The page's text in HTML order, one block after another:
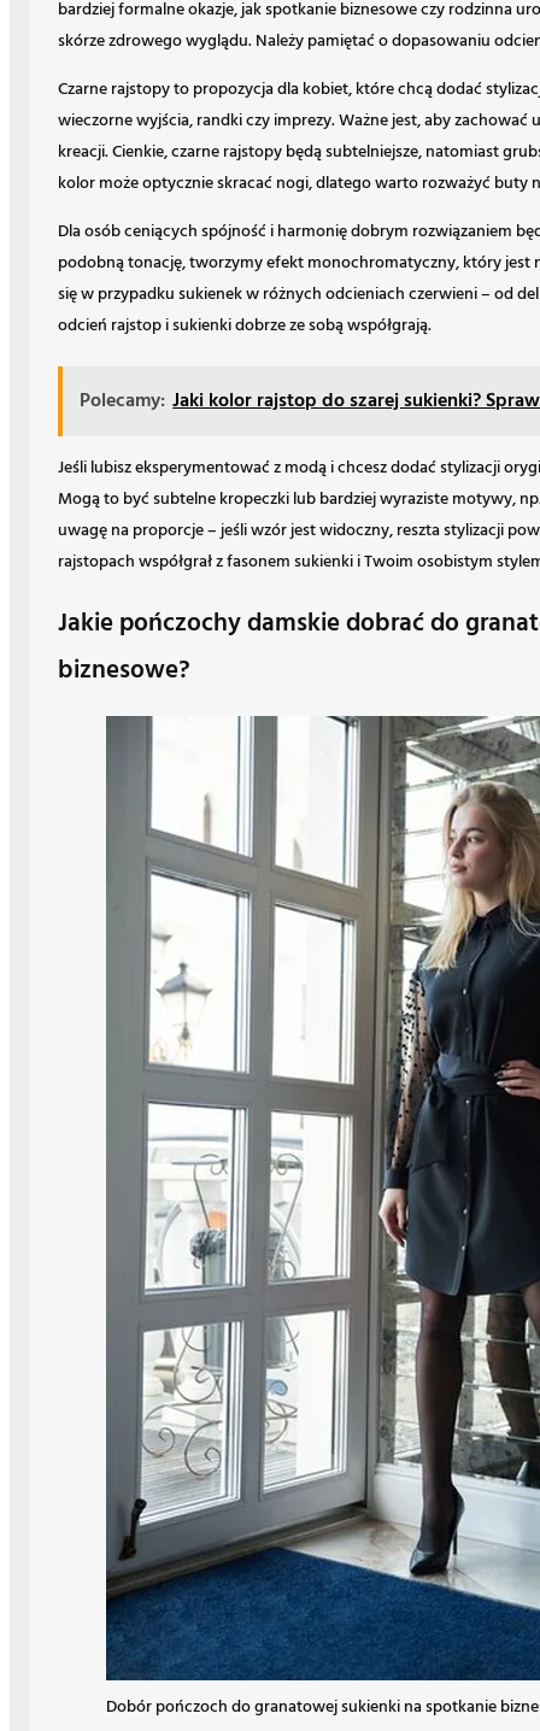
bardziej formalne okazje, jak spotkanie biznesowe czy rodzinna
skórze zdrowego wyglądu. Należy pamiętać o dopasowaniu
Czarne rajstopy to propozycja dla kobiet, które chcą dodać
wieczorne wyjścia, randki czy imprezy. Ważne jest, aby
kreacji. Cienkie, czarne rajstopy będą subtelniejsze, natomiast
kolor może optycznie skracać nogi, dlatego warto rozważyć buty
Dla osób ceniących spójność i harmonię dobrym rozwiązaniem
podobną tonację, tworzymy efekt monochromatyczny, który jest
się w przypadku sukienek w różnych odcieniach czerwieni – od
odcień rajstop i sukienki dobrze ze sobą współgrają.
Polecamy: Jaki kolor rajstop do szarej sukienki?
Jeśli lubisz eksperymentować z modą i chcesz dodać stylizacji
Mogą to być subtelne kropeczki lub bardziej wyraziste motywy,
uwagę na proporcje – jeśli wzór jest widoczny, reszta stylizacji
rajstopach współgrał z fasonem sukienki i Twoim osobistym
Jakie pończochy damskie dobrać do
biznesowe?
Dobór pończoch do granatowej sukienki na spotkanie